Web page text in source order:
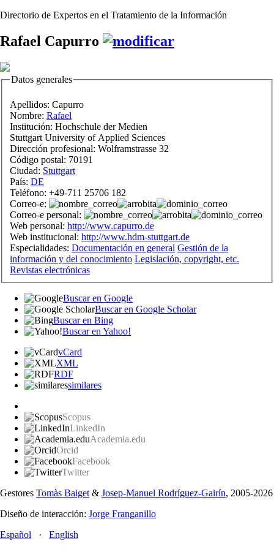
Directorio de Expertos en el Tratamiento de la Información
Rafael Capurro
Datos generales
Apellidos: Capurro
Nombre: Rafael
Institución: Hochschule der Medien
Stuttgart University of Applied Sciences
Dirección profesional: Wolframstrasse 32
Código postal: 70191
Ciudad: Stuttgart
País: DE
Teléfono: +49-711 25706 182
Correo-e:
Correo-e personal:
Web personal: http://www.capurro.de
Web institucional: http://www.hdm-stuttgart.de
Especialidades: Documentación en general Gestión de la
información y del conocimiento Legislación, copyright, etc.
Revistas electrónicas
Buscar en Google
Buscar en Google Scholar
Buscar en Bing
Buscar en Yahoo!
vCard
XML
RDF
similares
Scopus
LinkedIn
Academia.edu
Orcid
Facebook
Twitter
Gestores Tomàs Baiget& Josep-Manuel Rodríguez-Gairín, 2005-2026
Diseño de interacción: Jorge Franganillo
Español · English